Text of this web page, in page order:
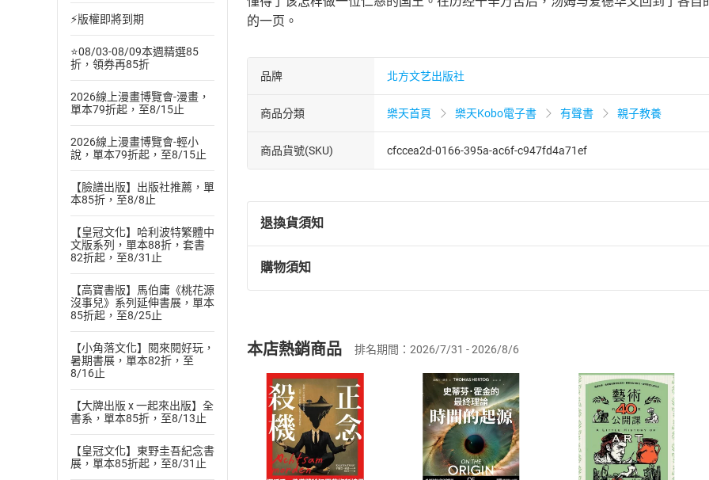
⚡版權即將到期
⭐08/03-08/09本週精選85
折，領券再85折
2026線上漫畫博覽會-漫畫，
單本79折起，至8/15止
2026線上漫畫博覽會-輕小
說，單本79折起，至8/15止
【臉譜出版】出版社推薦，單
本85折，至8/8止
【皇冠文化】哈利波特繁體中
文版系列，單本88折，套書
82折起，至8/31止
【高寶書版】馬伯庸《桃花源
沒事兒》系列延伸書展，單本
85折起，至8/25止
【小角落文化】閱來閱好玩，
暑期書展，單本82折，至
8/16止
【大牌出版 x 一起來出版】全
書系，單本85折，至8/13止
【皇冠文化】東野圭吾紀念書
展，單本85折起，至8/31止
的一页。
品牌 北方文艺出版社
商品分類 樂天首頁 樂天Kobo電子書 有聲書 親子教養
商品貨號(SKU) cfccea2d-0166-395a-ac6f-c947fd4a71ef
退換貨須知
退換貨規定：
(一)依消費者保護法第19條第1項後段暨通訊交易解除權合理例外情事適用
(二)消費者訂購本店鋪之商品即代表知悉本店鋪所銷售之商品為電子書，
且已下載/存取電子書，不得請求退貨退款。
退貨方式：您欲取消訂單或辦理退貨時，請登入樂天市場，並於「我的訂單
貨」，本店鋪將依您的申請進行審核，待審核通過後將為您辦理退款事宜。
請注意，樂天市場須以整筆訂單為單位進行取消/退貨，恕無法以單支商品取
購物須知
挑選商品
Choose
放入購物車
Shopping cart
登入帳號
Login
購書後，如何開始使用？
本店熱銷商品 排名期間：2026/7/31 - 2026/8/6